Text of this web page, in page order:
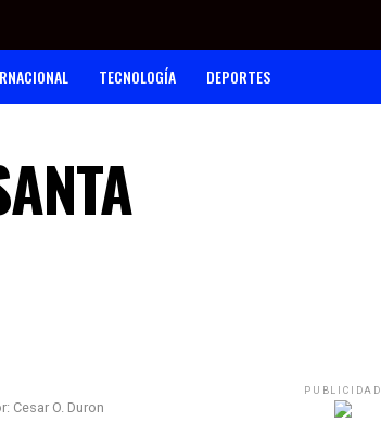
TECNOLOGÍA DEPORTES
Cesar O. Duron
PUBLICIDAD